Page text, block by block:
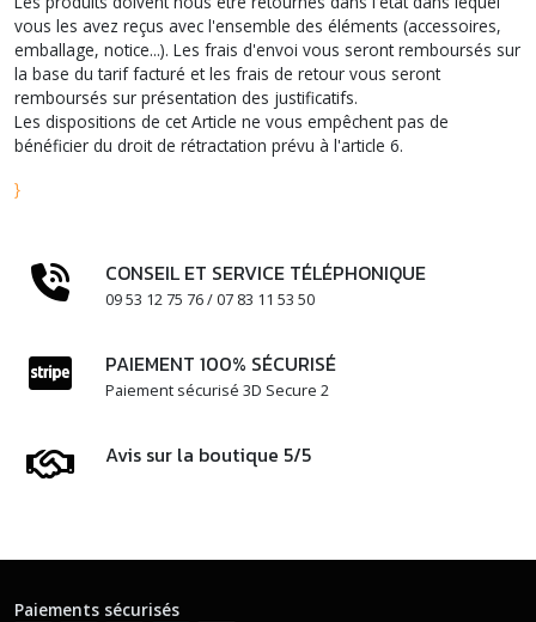
vous les avez reçus avec l'ensemble des éléments (accessoires,
emballage, notice...). Les frais d'envoi vous seront remboursés sur
la base du tarif facturé et les frais de retour vous seront
remboursés sur présentation des justificatifs.
Les dispositions de cet Article ne vous empêchent pas de
bénéficier du droit de rétractation prévu à l'article 6.
}
CONSEIL ET SERVICE TÉLÉPHONIQUE
09 53 12 75 76 / 07 83 11 53 50
PAIEMENT 100% SÉCURISÉ
Paiement sécurisé 3D Secure 2
Avis sur la boutique 5/5
Paiements sécurisés